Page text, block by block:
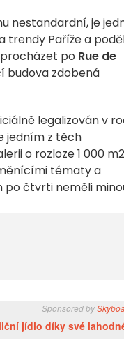
nestandardní, je
trendy Paříže a
po Rue de
budova zdobená
legalizován v
jedním z těch
o rozloze 1 000 m2
tématy a
po čtvrti neměli